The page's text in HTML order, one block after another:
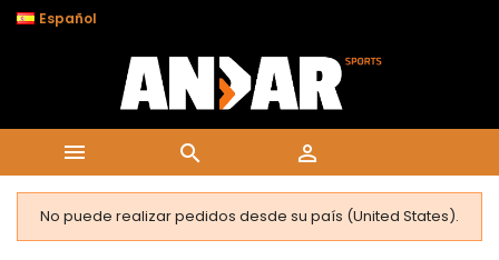
Español
  
No puede realizar pedidos desde su país (United States).